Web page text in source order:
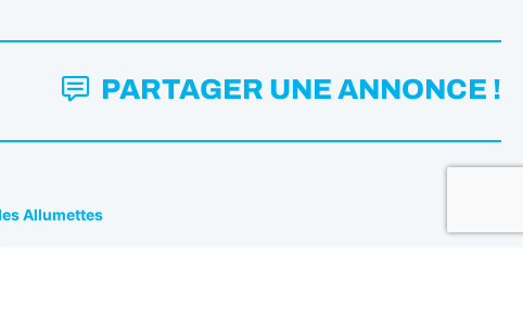
PARTAGER UNE ANNONCE !
Allumettes